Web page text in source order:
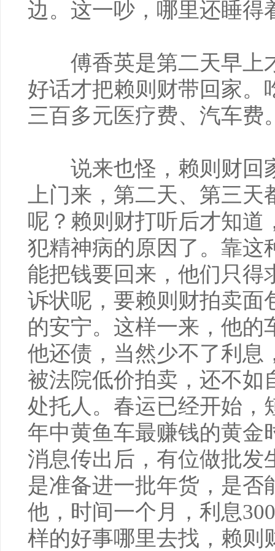
边。这一吵，哪里还睡得
傅香英是第二天早上
好话才把赖则财带回家。
三百多元医疗费、汽车费
说来也怪，赖则财回
上门来，第二天、第三天
呢？赖则财打听后才知道
犯精神病的原因了。靠这
能把钱要回来，他们只得
诉状呢，要赖则财拍卖面
的安宁。这样一来，他的
他还债，当然少不了利息
被法院低价拍卖，还不如
处托人。春运已经开始，
年中黄鱼车最赚钱的黄金
消息传出后，有位做批发
是准备进一批年货，是否
他，时间一个月，利息
样的好事哪里去找，赖则